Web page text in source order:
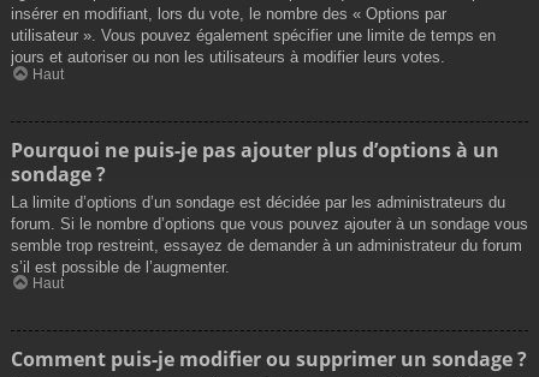
insérer en modifiant, lors du vote, le nombre des « Options par
utilisateur ». Vous pouvez également spécifier une limite de temps en
jours et autoriser ou non les utilisateurs à modifier leurs votes.
Haut
Pourquoi ne puis-je pas ajouter plus d’options à un
sondage ?
La limite d’options d’un sondage est décidée par les administrateurs du
forum. Si le nombre d’options que vous pouvez ajouter à un sondage vous
semble trop restreint, essayez de demander à un administrateur du forum
s’il est possible de l’augmenter.
Haut
Comment puis-je modifier ou supprimer un sondage ?